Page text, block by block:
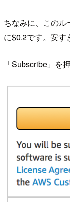
ちなみに、この
に$0.2です。安す
「Subscribe」を